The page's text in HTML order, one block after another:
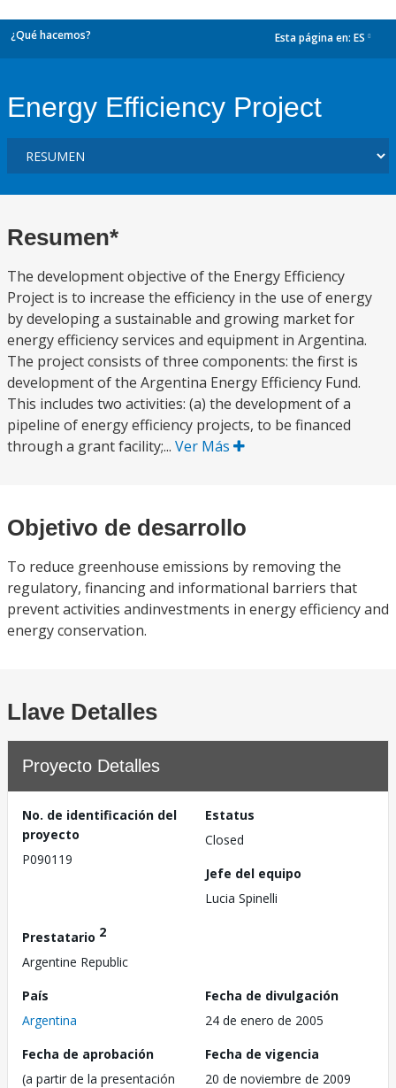
¿Qué hacemos? Esta página en: ES
Energy Efficiency Project
Resumen*
The development objective of the Energy Efficiency
Project is to increase the efficiency in the use of energy
by developing a sustainable and growing market for
energy efficiency services and equipment in Argentina.
The project consists of three components: the first is
development of the Argentina Energy Efficiency Fund.
This includes two activities: (a) the development of a
pipeline of energy efficiency projects, to be financed
through a grant facility;... Ver Más
Objetivo de desarrollo
To reduce greenhouse emissions by removing the
regulatory, financing and informational barriers that
prevent activities andinvestments in energy efficiency and
energy conservation.
Llave Detalles
Proyecto Detalles
No. de identificación del
proyecto
P090119
Estatus
Closed
Jefe del equipo
Lucia Spinelli
Prestatario 2
Argentine Republic
País
Argentina
Fecha de divulgación
24 de enero de 2005
Fecha de aprobación
(a partir de la presentación
Fecha de vigencia
20 de noviembre de 2009